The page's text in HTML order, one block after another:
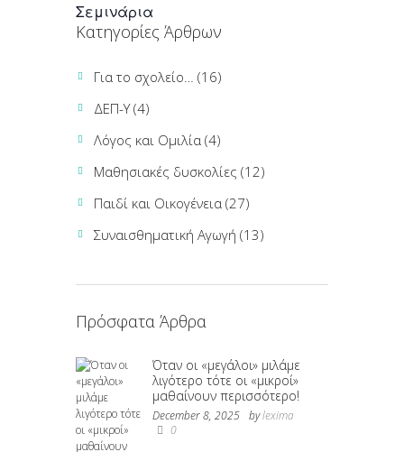
Σεμινάρια
Κατηγορίες Άρθρων
Για το σχολείο… (16)
ΔΕΠ-Υ(4)
Λόγος και Ομιλία (4)
Μαθησιακές δυσκολίες (12)
Παιδί και Οικογένεια (27)
Συναισθηματική Αγωγή (13)
Πρόσφατα Άρθρα
Όταν οι «μεγάλοι» μιλάμε
λιγότερο τότε οι «μικροί»
μαθαίνουν περισσότερο!
December 8, 2025 bylexima
0